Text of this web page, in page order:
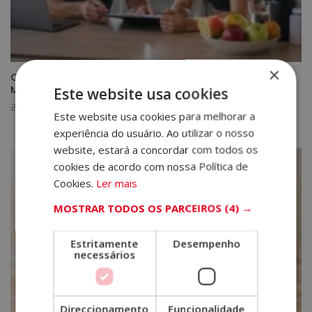
Certificação de Especialista em Personal Trainer +
Mestrado em Nutrição Desportiva
2.380,00
preço
original
era:
2.380,00€.
preço
atual
é:
595,00€.
×
Este website usa cookies
Este website usa cookies para melhorar a
experiência do usuário. Ao utilizar o nosso
website, estará a concordar com todos os
cookies de acordo com nossa Política de
Cookies. Ler mais
MOSTRAR TODOS OS PARCEIROS (4) →
Estritamente
necessários
Desempenho
Direccionamento Funcionalidade